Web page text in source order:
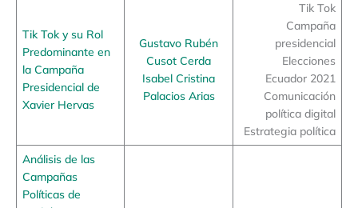
Tik Tok y su Rol
Predominante en
la Campaña
Presidencial de
Xavier Hervas
Gustavo Rubén
Cusot Cerda
Isabel Cristina
Palacios Arias
Tik Tok
Campaña
presidencial
Elecciones
Ecuador 2021
Comunicación
política digital
Estrategia política
Análisis de las
Campañas
Políticas de